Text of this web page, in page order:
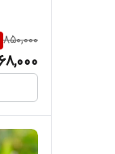
850,000